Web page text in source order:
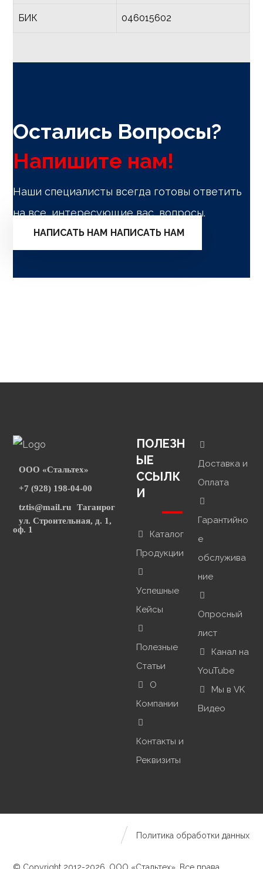
БИК 046015602
Остались Вопросы?
Напишите нам!
Наши специалисты всегда готовы ответить
на все, интересующие вас, вопросы.
НАПИСАТЬ НАМ НАПИСАТЬ НАМ
ООО «Стальтех»
+7 (928) 198-04-00
tztis@mail.ru
Таганрог
ул. Строительная, д. 1,
оф. 1
ПОЛЕЗН
ЫЕ
ССЫЛК
И
Каталог
Продукции
Успешные
Кейсы
Полезные
Статьи
О
Компании
Контакты и
Реквизиты
Доставка и
Оплата
Гарантийно
е
обслужива
ние
Опросный
лист
Канал на
YouTube
Мы в VK
Видео
Политика обработки данных